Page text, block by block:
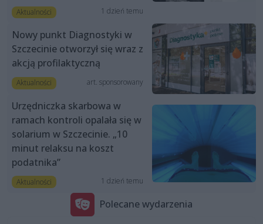
Aktualności 1 dzień temu
Nowy punkt Diagnostyki w
Szczecinie otworzył się wraz z
akcją profilaktyczną
Aktualności art. sponsorowany
Urzędniczka skarbowa w
ramach kontroli opalała się w
solarium w Szczecinie. „10
minut relaksu na koszt
podatnika”
Aktualności 1 dzień temu
Polecane wydarzenia